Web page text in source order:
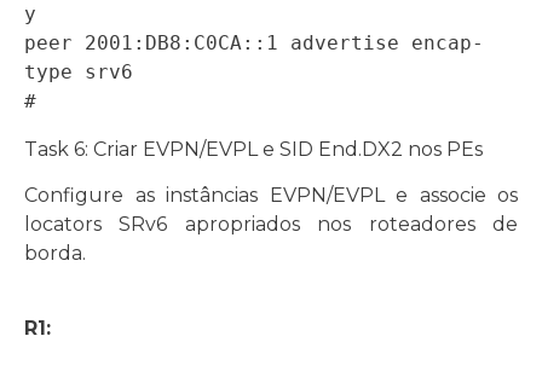
y
peer 2001:DB8:C0CA::1 advertise encap-
type srv6
#
Task 6: Criar EVPN/EVPL e SID End.DX2 nos PEs
Configure as instâncias EVPN/EVPL e associe os
locators SRv6 apropriados nos roteadores de
borda.
R1: